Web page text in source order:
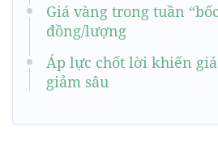
Giá vàng trong tuần
đồng/lượng
Áp lực chốt lời khiến
giảm sâu